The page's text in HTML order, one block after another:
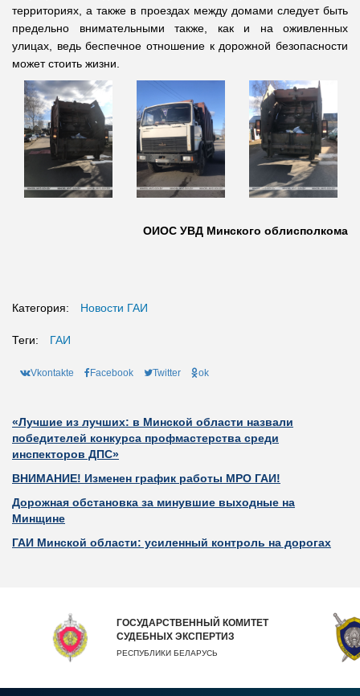
территориях, а также в проездах между домами следует быть
предельно внимательными также, как и на оживленных
улицах, ведь беспечное отношение к дорожной безопасности
может стоить жизни.
ОИОС УВД Минского облисполкома
Категория: Новости ГАИ
Теги: ГАИ
Vkontakte Facebook Twitter ok
«Лучшие из лучших: в Минской области назвали
победителей конкурса профмастерства среди
инспекторов ДПС»
ВНИМАНИЕ! Изменен график работы МРО ГАИ!
Дорожная обстановка за минувшие выходные на
Минщине
ГАИ Минской области: усиленный контроль на дорогах
ГОСУДАРСТВЕННЫЙ КОМИТЕТ
СУДЕБНЫХ ЭКСПЕРТИЗ
РЕСПУБЛИКИ БЕЛАРУСЬ